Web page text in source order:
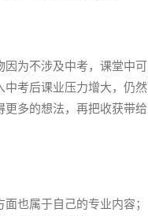
为不涉及中考，课堂中可
考后课业压力增大，仍然
多的想法，再把收获带给
也属于自己的专业内容；